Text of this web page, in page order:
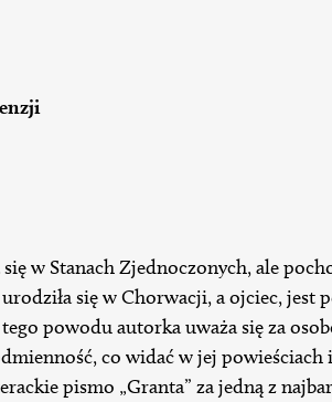
w Stanach Zjednoczonych, ale
się w Chorwacji, a ojciec, jest
powodu autorka uważa się za
co widać w jej
pismo „Granta” za jedną z